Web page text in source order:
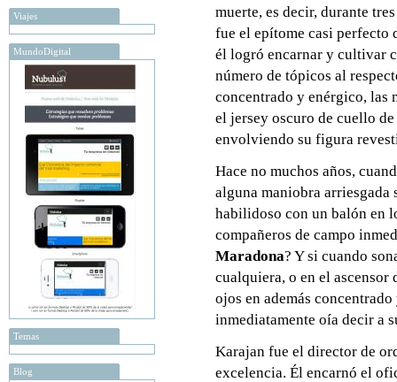
Viajes
MundoDigital
Temas
Blog
muerte, es decir, durante
fue el epítome casi perfecto
él logró encarnar y cultivar
número de tópicos al
concentrado y enérgico, las
el jersey oscuro de cuello
envolviendo su figura
Hace no muchos años,
alguna maniobra arriesgada
habilidoso con un balón en
compañeros de campo
Maradona? Y si cuando
cualquiera, o en el ascensor
ojos en además
inmediatamente oía decir a
Karajan fue el director de
excelencia. Él encarnó el